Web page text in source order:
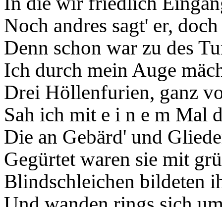
Noch andres sagt' er,
Denn schon war zu des
Ich durch mein Auge
Drei Höllenfurien, ganz
Sah ich mit e i n e m Mal
Die an Gebärd' und
Gegürtet waren sie mit
Blindschleichen bildeten